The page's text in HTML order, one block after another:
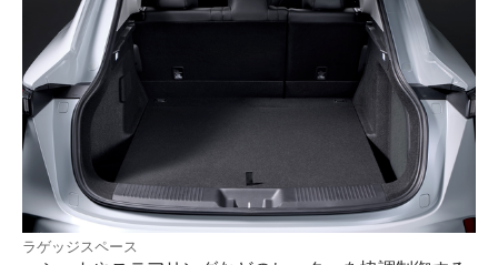
ラゲッジスペース